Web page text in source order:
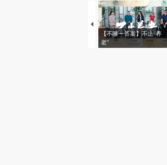
【不唯一答案】不止“养
老”